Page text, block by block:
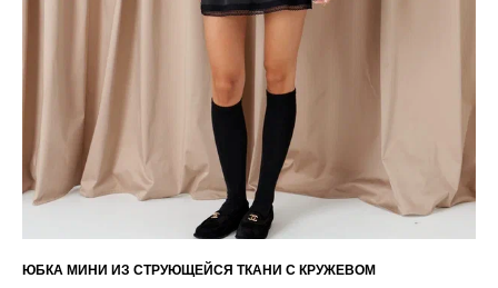
ЮБКА МИНИ ИЗ СТРУЮЩЕЙСЯ ТКАНИ С КРУЖЕВОМ
СОЗДАНИЕ САЙТА
Г. НОВОСИБИРСК,
+ 7 (939) 822 65 50
INST / TG / WA
*